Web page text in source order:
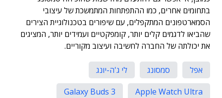
בתחומים אחרים, כמו ההתפתחות המתמשכת של עיצובי
הסמארטפונים המתקפלים, עם שיפורים בטכנולוגיית הצירים
שהביאו לדגמים קלים יותר, קומפקטיים ועמידים יותר, המציגים
את יכולתה של החברה לחשיבה ועיצוב מקוריים.
אפל סמסונג
לי ג'ה-יונג
Apple Watch Ultra
Galaxy Buds 3